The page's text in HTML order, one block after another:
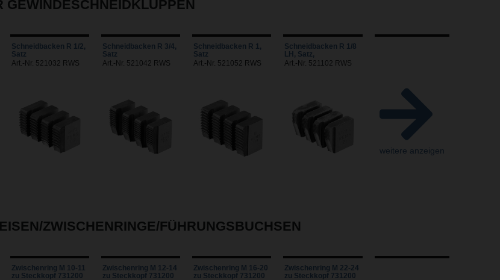
Schneidbacken R 1/2,
Satz
Art.-Nr. 521032 RWS
Schneidbacken R 3/4,
Satz
Art.-Nr. 521042 RWS
Schneidbacken R 1,
Satz
Art.-Nr. 521052 RWS
Schneidbacken R 1/8
LH, Satz,
Art.-Nr. 521102 RWS
weitere anzeigen
ZWISCHENRINGE/FÜHRUNGSBUCHSEN
Zwischenring M 10-11
zu Steckkopf 731200
Zwischenring M 12-14
zu Steckkopf 731200
Zwischenring M 16-20
zu Steckkopf 731200
Zwischenring M 22-24
zu Steckkopf 731200